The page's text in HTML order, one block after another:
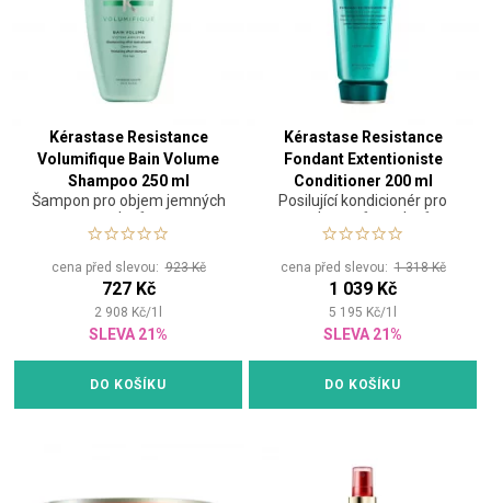
Kérastase Resistance
Volumifique Bain Volume
Shampoo 250 ml
Šampon pro objem jemných
vlasů
cena před slevou:923 Kč
727 Kč
2 908 Kč/1
SLEVA 21%
DO KOŠÍKU
Kérastase Resistance
Fondant Extentioniste
Conditioner 200 ml
Posilující kondicionér pro
podporu růstu vlasů
cena před slevou:1 318 Kč
1 039 Kč
5 195 Kč/1
SLEVA 21%
DO KOŠÍKU